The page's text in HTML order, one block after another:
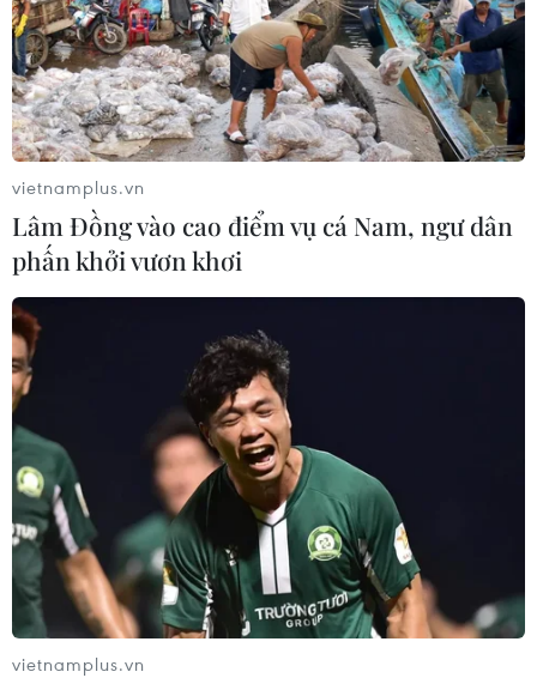
vietnamplus.vn
Lâm Đồng vào cao điểm vụ cá Nam, ngư dân
phấn khởi vươn khơi
vietnamplus.vn